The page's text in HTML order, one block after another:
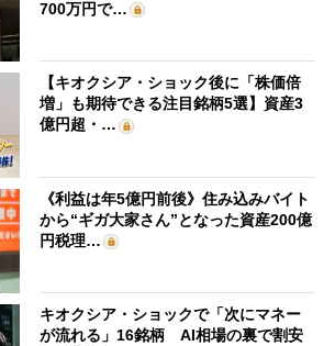
700万円で…
【キオクシア・ショック後に「株価倍
増」も期待できる注目銘柄5選】資産3
億円超・…
《利益は年5億円前後》住み込みバイト
から“ギガ大家さん”となった資産200億
円税理…
キオクシア・ショックで「次にマネー
が流れる」16銘柄 AI相場の裏で割安